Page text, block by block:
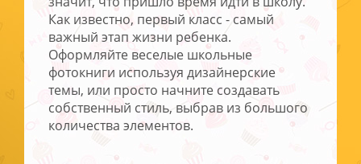
Как известно, первый класс - самый
важный этап жизни ребенка.
Оформляйте веселые школьные
фотокниги используя дизайнерские
темы, или просто начните создавать
собственный стиль, выбрав из большого
количества элементов.